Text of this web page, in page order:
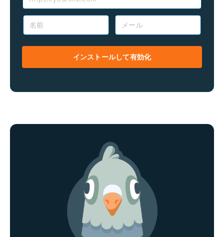
名
メ
*
インストールして有効化